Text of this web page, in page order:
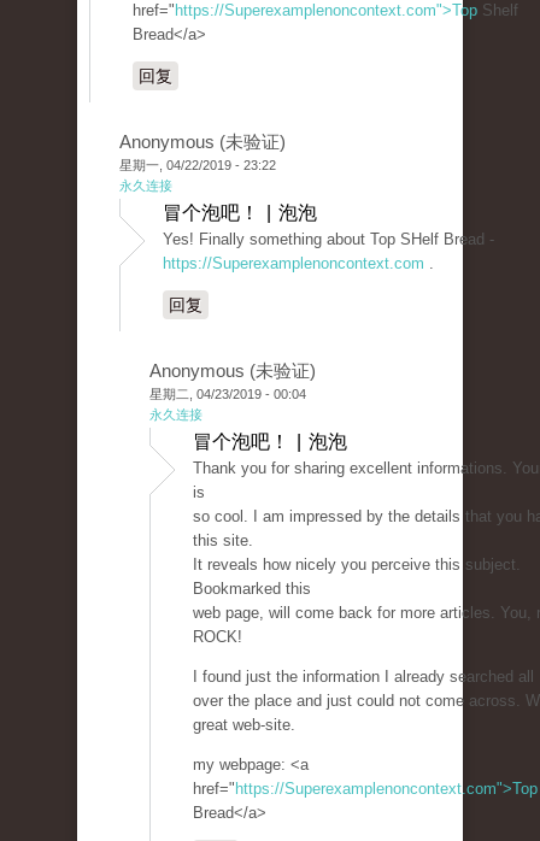
href=" https://Superexamplenoncontext.com">Top Shelf
Bread</a>
回复
Anonymous (未验证)
星期一, 04/22/2019 - 23:22
永久连接
冒个泡吧！ | 泡泡
Yes! Finally something about Top SHelf Bread -
https://Superexamplenoncontext.com .
回复
Anonymous (未验证)
星期二, 04/23/2019 - 00:04
永久连接
冒个泡吧！ | 泡泡
Thank you for sharing excellent informations.
is
so cool. I am impressed by the details that you
this site.
It reveals how nicely you perceive this subject.
Bookmarked this
web page, will come back for more articles. You,
ROCK!
I found just the information I already searched all
over the place and just could not come across.
great web-site.
my webpage: <a
href=" https://Superexamplenoncontext.com">Top
Bread</a>